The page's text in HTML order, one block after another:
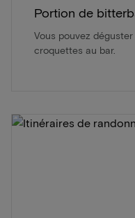
Portion de
Vous pouvez
croquettes au bar.